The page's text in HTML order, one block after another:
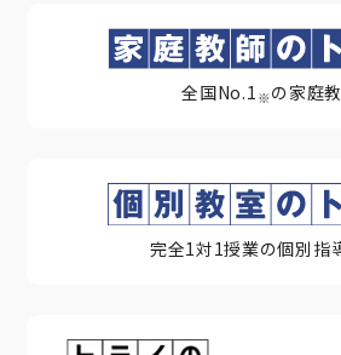
全国No.1 ※ の家庭
完全1対1授業の個別指